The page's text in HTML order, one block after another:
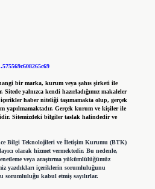
bir marka, kurum veya şahıs şirketi ile
yalnızca kendi hazırladığımız makaleler
haber niteliği taşımamakta olup, gerçek
yapılmamaktadır. Gerçek kurum ve kişiler ile
Sitemizdeki bilgiler taslak halindedir ve
Bilgi Teknolojileri ve İletişim Kurumu (BTK)
olarak hizmet vermektedir. Bu nedenle,
veya araştırma yükümlülüğümüz
yazdıkları içeriklerin sorumluluğunu
sorumluluğu kabul etmiş sayılırlar.